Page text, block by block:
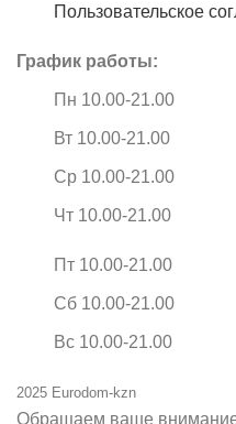
Пользовательское
График работы:
Пн 10.00-21.00
Вт 10.00-21.00
Ср 10.00-21.00
Чт 10.00-21.00
Пт 10.00-21.00
Сб 10.00-21.00
Вс 10.00-21.00
2025 Eurodom-kzn
Обращаем ваше внимание